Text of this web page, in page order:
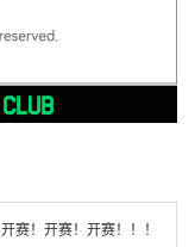
开赛！开赛！开赛！！！